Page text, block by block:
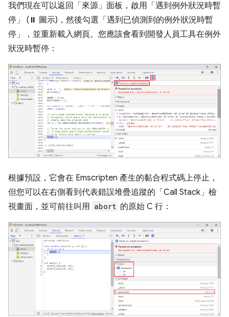
我們現在可以返回「來源」 面板，啟用「遇到例外狀況時暫
停」
(⏸ 圖示)，然後勾選「遇到已偵測到的例外狀況時暫
停」
，並重新載入網頁。您應該會看到開發人員工具在例外
狀況時暫停：
根據預設，它會在 Emscripten 產生的黏合程式碼上停止，
但您可以在右側看到代表錯誤堆疊追蹤的「Call Stack」 檢
視畫面，並可前往叫用 abort 的原始 C 行：